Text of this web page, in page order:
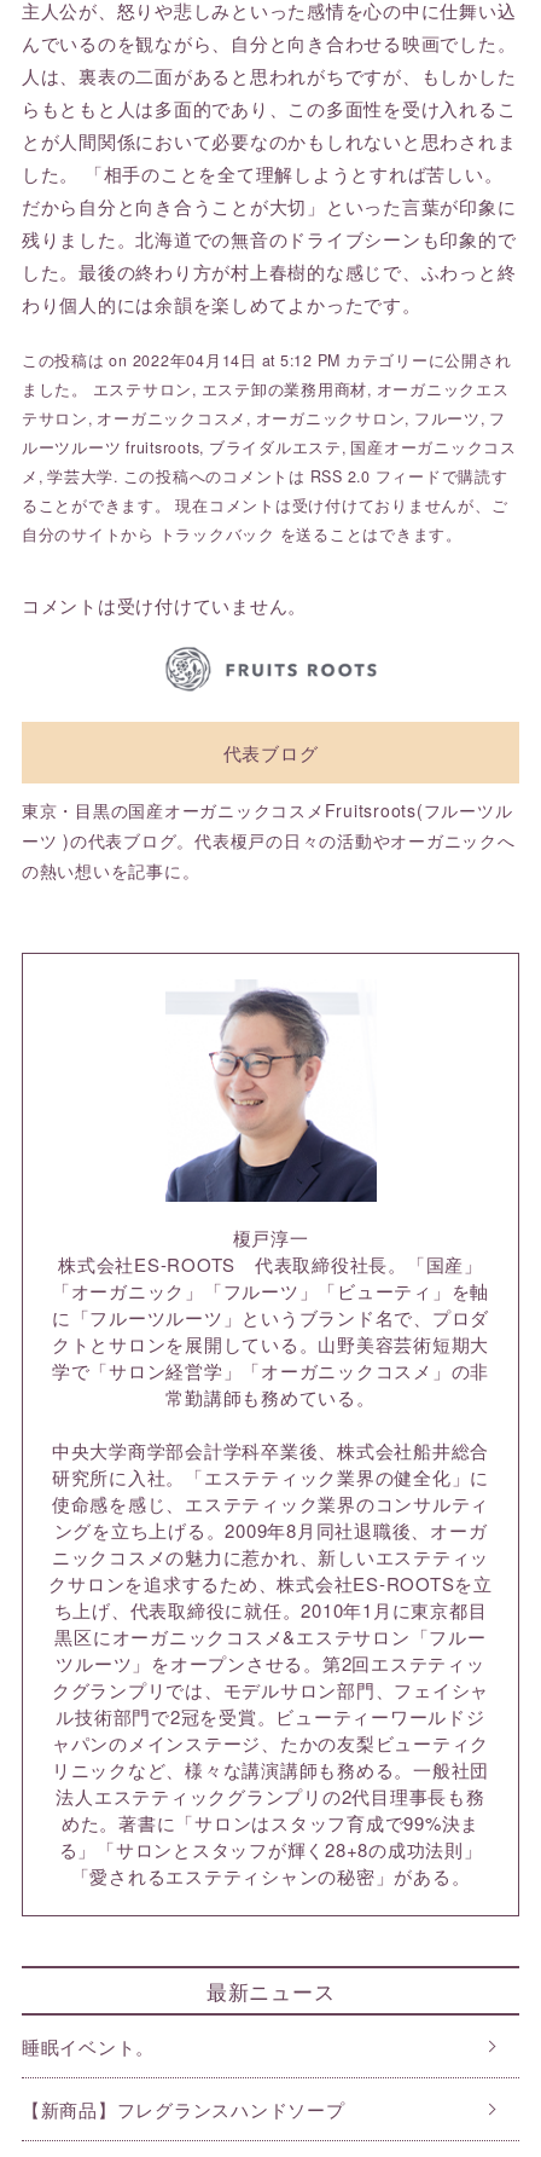
主人公が、怒りや悲しみといった感情を心の中に仕舞い込
んでいるのを観ながら、自分と向き合わせる映画でした。
人は、裏表の二面があると思われがちですが、もしかした
らもともと人は多面的であり、この多面性を受け入れるこ
とが人間関係において必要なのかもしれないと思わされま
した。 「相手のことを全て理解しようとすれば苦しい。
だから自分と向き合うことが大切」といった言葉が印象に
残りました。北海道での無音のドライブシーンも印象的で
した。最後の終わり方が村上春樹的な感じで、ふわっと終
わり個人的には余韻を楽しめてよかったです。
この投稿は on 2022年04月14日 at 5:12 PM カテゴリーに公開され
ました。 エステサロン, エステ卸の業務用商材, オーガニックエス
テサロン, オーガニックコスメ , オーガニックサロン, フルーツ, フ
ルーツルーツ fruitsroots, ブライダルエステ, 国産オーガニックコス
メ ,学芸大学. この投稿へのコメントは RSS 2.0 フィードで購読す
ることができます。 現在コメントは受け付けておりませんが、ご
自分のサイトから
トラックバック を送ることはできます。
コメントは受け付けていません。
代表ブログ
東京・目黒の国産オーガニックコスメFruitsroots(フルーツル
ーツ )の代表ブログ。代表榎戸の日々の活動やオーガニックへ
の熱い想いを記事に。
榎戸淳一
株式会社ES-ROOTS 代表取締役社長。「国産」
「オーガニック」「フルーツ」「ビューティ」を軸
に「フルーツルーツ」というブランド名で、プロダ
クトとサロンを展開している。山野美容芸術短期大
学で「サロン経営学」「オーガニックコスメ」の非
常勤講師も務めている。
中央大学商学部会計学科卒業後、株式会社船井総合
研究所に入社。「エステティック業界の健全化」に
使命感を感じ、エステティック業界のコンサルティ
ングを立ち上げる。2009年8月同社退職後、オーガ
ニックコスメの魅力に惹かれ、新しいエステティッ
クサロンを追求するため、株式会社ES-ROOTSを立
ち上げ、代表取締役に就任。2010年1月に東京都目
黒区にオーガニックコスメ&エステサロン「フルー
ツルーツ」をオープンさせる。第2回エステティッ
クグランプリでは、モデルサロン部門、フェイシャ
ル技術部門で2冠を受賞。ビューティーワールドジ
ャパンのメインステージ、たかの友梨ビューティク
リニックなど、様々な講演講師も務める。一般社団
法人エステティックグランプリの2代目理事長も務
めた。著書に「サロンはスタッフ育成で99%決ま
る」「サロンとスタッフが輝く28+8の成功法則」
「愛されるエステティシャンの秘密」がある。
最新ニュース
睡眠イベント。
【新商品】フレグランスハンドソープ